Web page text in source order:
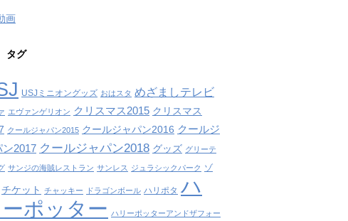
画
タグ
USJミニオングッズ おはスタ めざましテレビ
エヴァンゲリオン クリスマス2015 クリスマス
クールジャパン2015 クールジャパン2016 クールジ
ン2017 クールジャパン2018 グッズ グリーテ
サンジの海賊レストラン サンレス ジュラシックパーク ゾ
チケット チャッキー ドラゴンボール ハリポタ ハ
ーポッター ハリーポッターアンドザフォー